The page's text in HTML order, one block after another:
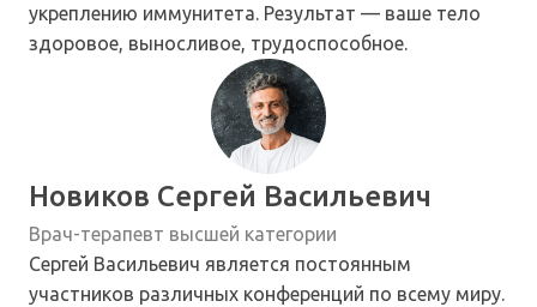
укреплению иммунитета. Результат — ваше тело
здоровое, выносливое, трудоспособное.
Новиков Сергей Васильевич
Врач-терапевт высшей категории
Сергей Васильевич является постоянным
участников различных конференций по всему миру.